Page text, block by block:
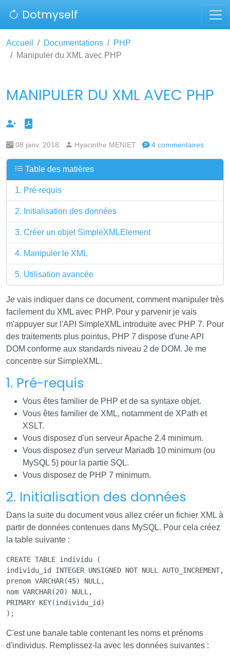
Dotmyself
Accueil Documentations
PHP
Manipuler du XML avec PHP
MANIPULER DU XML AVEC PHP
08 janv. 2018 Hyacinthe MENIET 4 commentaires
Table des matières
1. Pré-requis
2. Initialisation des données
3. Créer un objet SimpleXMLElement
4. Manipuler le XML
5. Utilisation avancée
Je vais indiquer dans ce document, comment manipuler très
facilement du XML avec PHP. Pour y parvenir je vais
m'appuyer sur l'API SimpleXML introduite avec PHP 7. Pour
des traitements plus pointus, PHP 7 dispose d'une API
DOM conforme aux standards niveau 2 de DOM. Je me
concentre sur SimpleXML.
1. Pré-requis
Vous êtes familier de PHP et de sa syntaxe objet.
Vous êtes familier de XML, notamment de XPath et
XSLT.
Vous disposez d'un serveur Apache 2.4 minimum.
Vous disposez d'un serveur Mariadb 10 minimum (ou
MySQL 5) pour la partie SQL.
Vous disposez de PHP 7 minimum.
2. Initialisation des données
Dans la suite du document vous allez créer un fichier XML à
partir de données contenues dans MySQL. Pour cela créez
la table suivante :
CREATE TABLE individu (
individu_id INTEGER UNSIGNED NOT NULL AUTO_INCREMENT,
prenom VARCHAR(45) NULL,
nom VARCHAR(20) NULL,
PRIMARY KEY(individu_id)
C'est une banale table contenant les noms et prénoms
d'individus. Remplissez-la avec les données suivantes :